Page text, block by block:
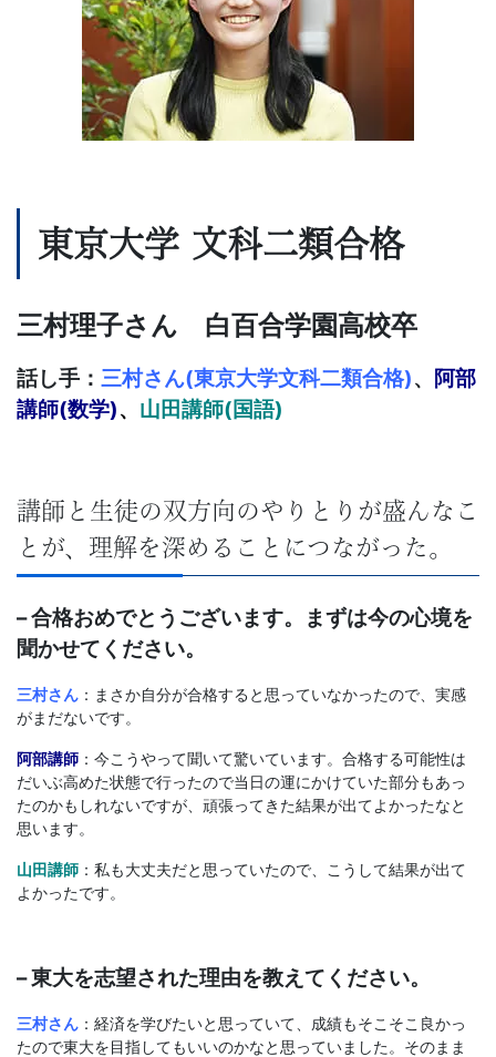
東京大学 文科二類合格
三村理子さん 白百合学園高校卒
話し手： 三村さん(東京大学文科二類合格)、
阿部
講師(数学)、 山田講師(国語)
講師と生徒の双方向のやりとりが盛んなこ
とが、理解を深めることにつながった。
– 合格おめでとうございます。まずは今の心境を
聞かせてください。
三村さん ：まさか自分が合格すると思っていなかったので、実感
がまだないです。
阿部講師 ：今こうやって聞いて驚いています。合格する可能性は
だいぶ高めた状態で行ったので当日の運にかけていた部分もあっ
たのかもしれないですが、頑張ってきた結果が出てよかったなと
思います。
山田講師 ：私も大丈夫だと思っていたので、こうして結果が出て
よかったです。
– 東大を志望された理由を教えてください。
三村さん ：経済を学びたいと思っていて、成績もそこそこ良かっ
たので東大を目指してもいいのかなと思っていました。そのまま